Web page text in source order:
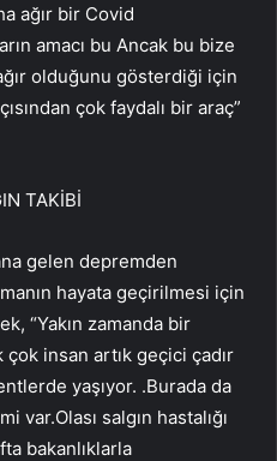
ağır bir Covid
amacı bu Ancak bu bize
olduğunu gösterdiği için
çok faydalı bir araç”
TAKİBİ
gelen depremden
hayata geçirilmesi için
“Yakın zamanda bir
insan artık geçici çadır
yaşıyor. .Burada da
salgın hastalığı
bakanlıklarla